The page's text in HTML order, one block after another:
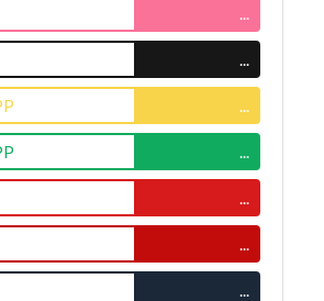
...
...
...
...
...
...
...